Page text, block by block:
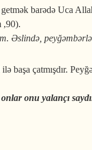
getmək barədə Uca
,90).
Əslində,
başa çatmışdır.
onu yalançı